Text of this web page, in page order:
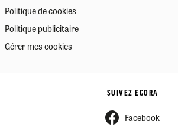
Politique de cookies
Politique publicitaire
Gérer mes cookies
SUIVEZ EGORA
Facebook